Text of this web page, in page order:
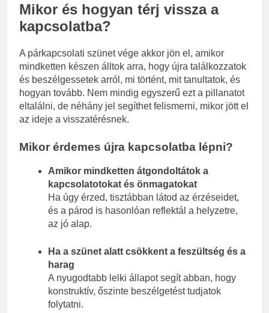
Mikor és hogyan térj vissza a
kapcsolatba?
A párkapcsolati szünet vége akkor jön el, amikor
mindketten készen álltok arra, hogy újra találkozzatok
és beszélgessetek arról, mi történt, mit tanultatok, és
hogyan tovább. Nem mindig egyszerű ezt a pillanatot
eltalálni, de néhány jel segíthet felismerni, mikor jött el
az ideje a visszatérésnek.
Mikor érdemes újra kapcsolatba lépni?
Amikor mindketten átgondoltátok a
kapcsolatotokat és önmagatokat
Ha úgy érzed, tisztábban látod az érzéseidet,
és a párod is hasonlóan reflektál a helyzetre,
az jó alap.
Ha a szünet alatt csökkent a feszültség és a
harag
A nyugodtabb lelki állapot segít abban, hogy
konstruktív, őszinte beszélgetést tudjatok
folytatni.